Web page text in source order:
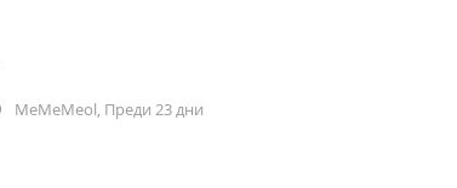
MeMeMeol, Преди 23 дни